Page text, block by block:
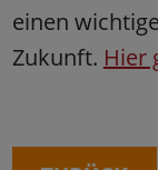
einen
Zukunft. Hier